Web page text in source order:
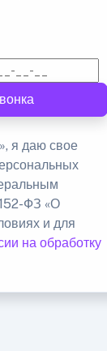
я даю свое
ФЗ «О
и для
на обработку